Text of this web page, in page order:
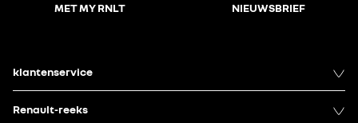
MET MY RNLT
NIEUWSBRIEF
klantenservice
Renault-reeks